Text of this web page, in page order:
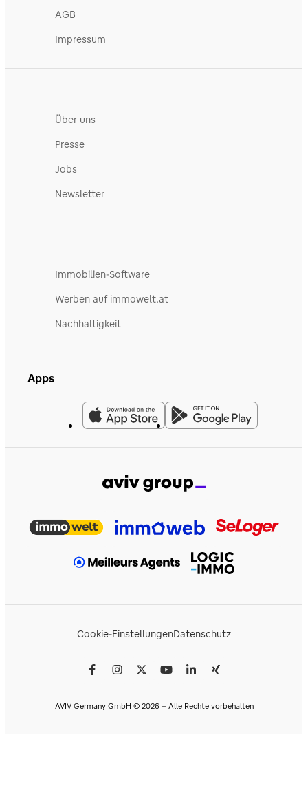
AGB
Impressum
Über uns
Presse
Jobs
Newsletter
Immobilien-Software
Werben auf immowelt.at
Nachhaltigkeit
Apps
Cookie-EinstellungenDatenschutz
AVIV Germany GmbH © 2026 - Alle Rechte vorbehalten